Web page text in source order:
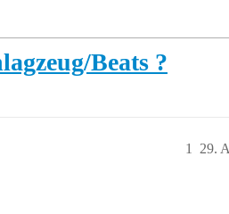
Beats ?
29.
1